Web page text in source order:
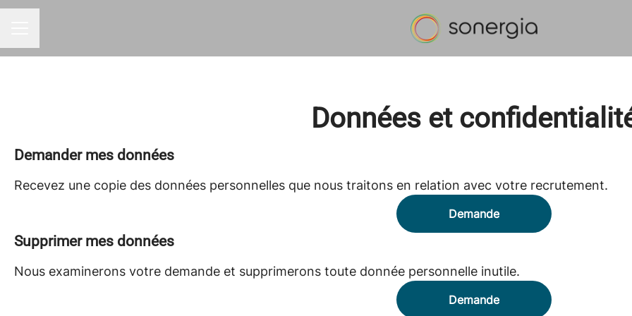
Données et
Demander mes données
Recevez une copie des données personnelles que nous traitons en relation avec votre recrutement.
Demande
Supprimer mes données
Nous examinerons votre demande et supprimerons toute donnée personnelle inutile.
Demande